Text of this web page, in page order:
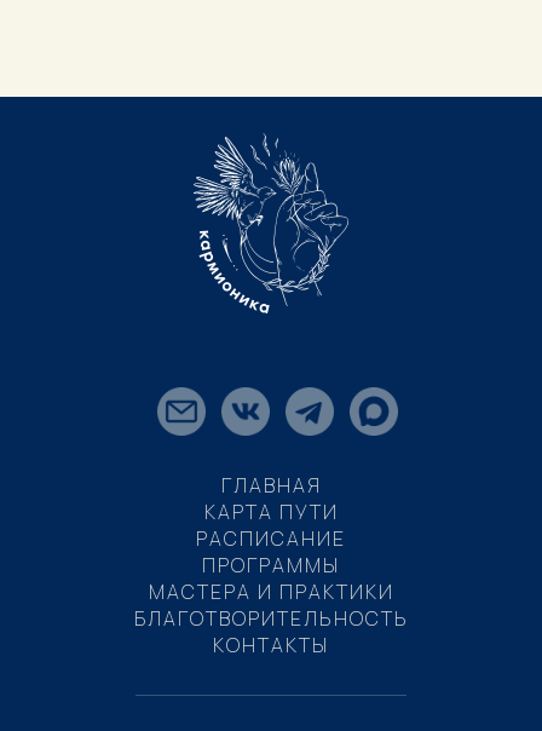
ГЛАВНАЯ
КАРТА ПУТИ
РАСПИСАНИЕ
ПРОГРАММЫ
МАСТЕРА И ПРАКТИКИ
БЛАГОТВОРИТЕЛЬНОСТЬ
КОНТАКТЫ